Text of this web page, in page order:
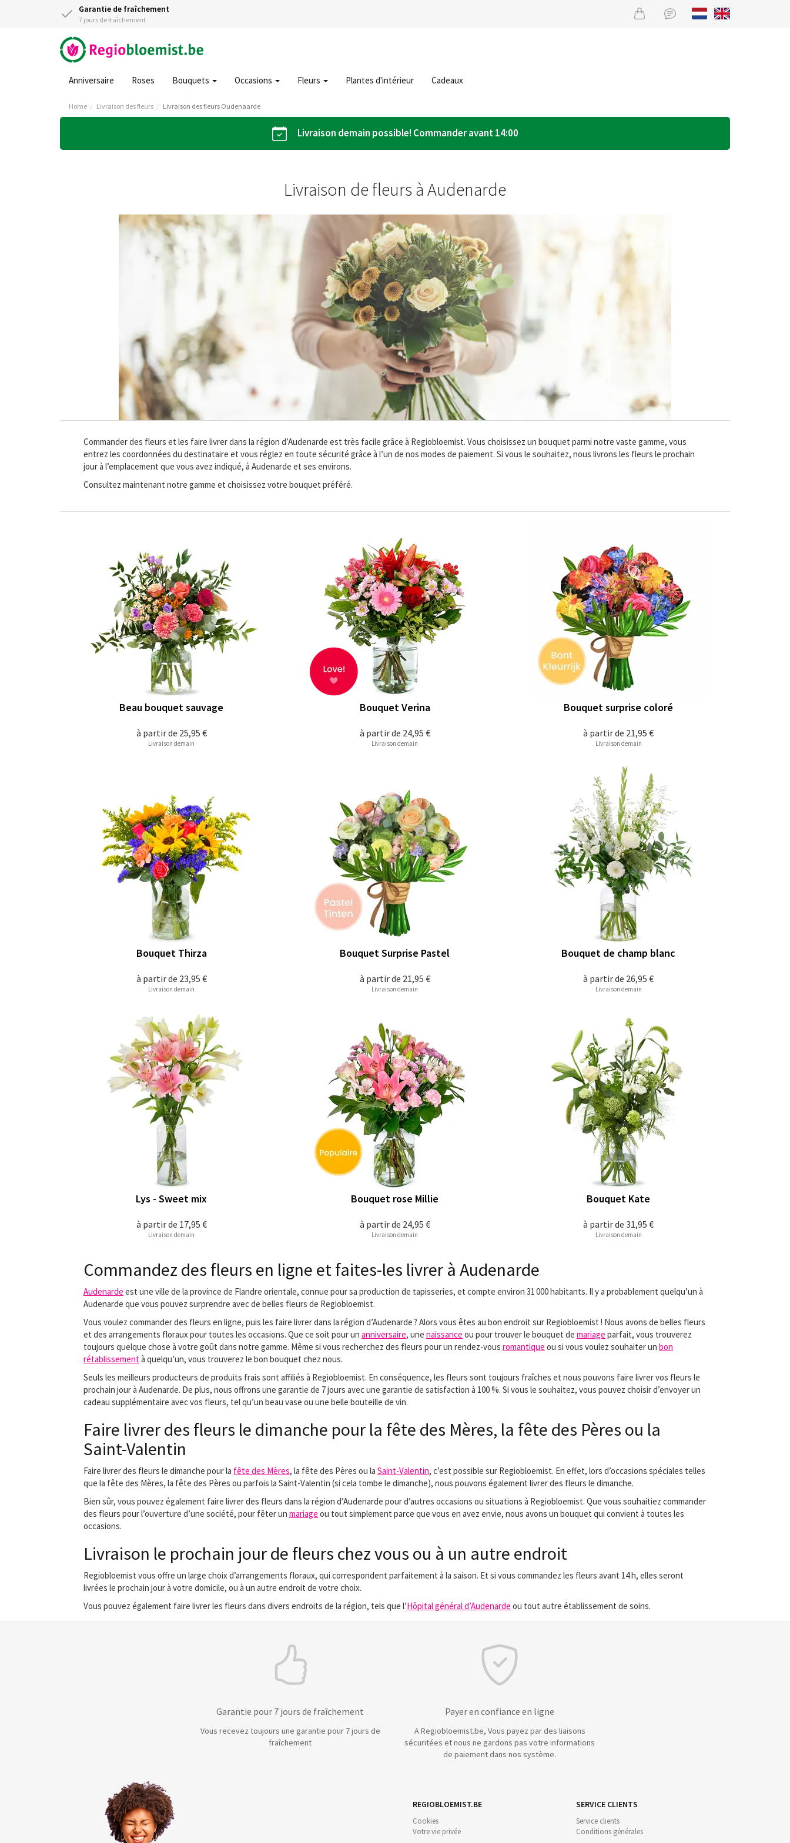
Garantie de fraîchement
7 jours de fraîchement
Anniversaire Roses Bouquets Occasions Fleurs Plantes d'intérieur Cadeaux
Home Livraison des fleurs Livraison des fleurs Oudenaarde
Livraison demain possible! Commander avant 14:00
Livraison de fleurs à Audenarde
Commander des fleurs et les faire livrer dans la région d’Audenarde est très facile grâce à Regiobloemist. Vous choisissez un bouquet parmi notre vaste gamme, vous
entrez les coordonnées du destinataire et vous réglez en toute sécurité grâce à l’un de nos modes de paiement. Si vous le souhaitez, nous livrons les fleurs le prochain
jour à l’emplacement que vous avez indiqué, à Audenarde et ses environs.
Consultez maintenant notre gamme et choisissez votre bouquet préféré.
à partir de 25,95 €
Beau bouquet sauvage
Livraison demain
à partir de 24,95 €
Bouquet Verina
Livraison demain
à partir de 21,95 €
Bouquet surprise coloré
Livraison demain
à partir de 23,95 €
Bouquet Thirza
Livraison demain
à partir de 21,95 €
Bouquet Surprise Pastel
Livraison demain
à partir de 26,95 €
Bouquet de champ blanc
Livraison demain
à partir de 17,95 €
Lys - Sweet mix
Livraison demain
à partir de 24,95 €
Bouquet rose Millie
Livraison demain
à partir de 31,95 €
Bouquet Kate
Livraison demain
Commandez des fleurs en ligne et faites-les livrer à Audenarde
Audenarde est une ville de la province de Flandre orientale, connue pour sa production de tapisseries, et compte environ 31 000 habitants. Il y a probablement quelqu’un à
Audenarde que vous pouvez surprendre avec de belles fleurs de Regiobloemist.
Vous voulez commander des fleurs en ligne, puis les faire livrer dans la région d’Audenarde ? Alors vous êtes au bon endroit sur Regiobloemist ! Nous avons de belles fleurs
et des arrangements floraux pour toutes les occasions. Que ce soit pour un anniversaire, une naissance ou pour trouver le bouquet de mariage parfait, vous trouverez
toujours quelque chose à votre goût dans notre gamme. Même si vous recherchez des fleurs pour un rendez-vous romantique ou si vous voulez souhaiter un bon
rétablissementà quelqu’un, vous trouverez le bon bouquet chez nous.
Seuls les meilleurs producteurs de produits frais sont affiliés à Regiobloemist. En conséquence, les fleurs sont toujours fraîches et nous pouvons faire livrer vos fleurs le
prochain jour à Audenarde. De plus, nous offrons une garantie de 7 jours avec une garantie de satisfaction à 100 %. Si vous le souhaitez, vous pouvez choisir d’envoyer un
cadeau supplémentaire avec vos fleurs, tel qu’un beau vase ou une belle bouteille de vin.
Faire livrer des fleurs le dimanche pour la fête des Mères, la fête des Pères ou la
Saint-Valentin
Faire livrer des fleurs le dimanche pour la fête des Mères, la fête des Pères ou la Saint-Valentin, c’est possible sur Regiobloemist. En effet, lors d’occasions spéciales telles
que la fête des Mères, la fête des Pères ou parfois la Saint-Valentin (si cela tombe le dimanche), nous pouvons également livrer des fleurs le dimanche.
Bien sûr, vous pouvez également faire livrer des fleurs dans la région d’Audenarde pour d’autres occasions ou situations à Regiobloemist. Que vous souhaitiez commander
des fleurs pour l’ouverture d’une société, pour fêter un mariage ou tout simplement parce que vous en avez envie, nous avons un bouquet qui convient à toutes les
occasions.
Livraison le prochain jour de fleurs chez vous ou à un autre endroit
Regiobloemist vous offre un large choix d’arrangements floraux, qui correspondent parfaitement à la saison. Et si vous commandez les fleurs avant 14 h, elles seront
livrées le prochain jour à votre domicile, ou à un autre endroit de votre choix.
Vous pouvez également faire livrer les fleurs dans divers endroits de la région, tels que l’Hôpital général d’Audenarde ou tout autre établissement de soins.
Garantie pour 7 jours de fraîchement
Vous recevez toujours une garantie pour 7 jours de
fraîchement
Payer en confiance en ligne
A Regiobloemist.be, Vous payez par des liaisons
sécuritées et nous ne gardons pas votre informations
de paiement dans nos système.
REGIOBLOEMIST.BE
Cookies
Votre vie privée
SERVICE CLIENTS
Service clients
Conditions générales